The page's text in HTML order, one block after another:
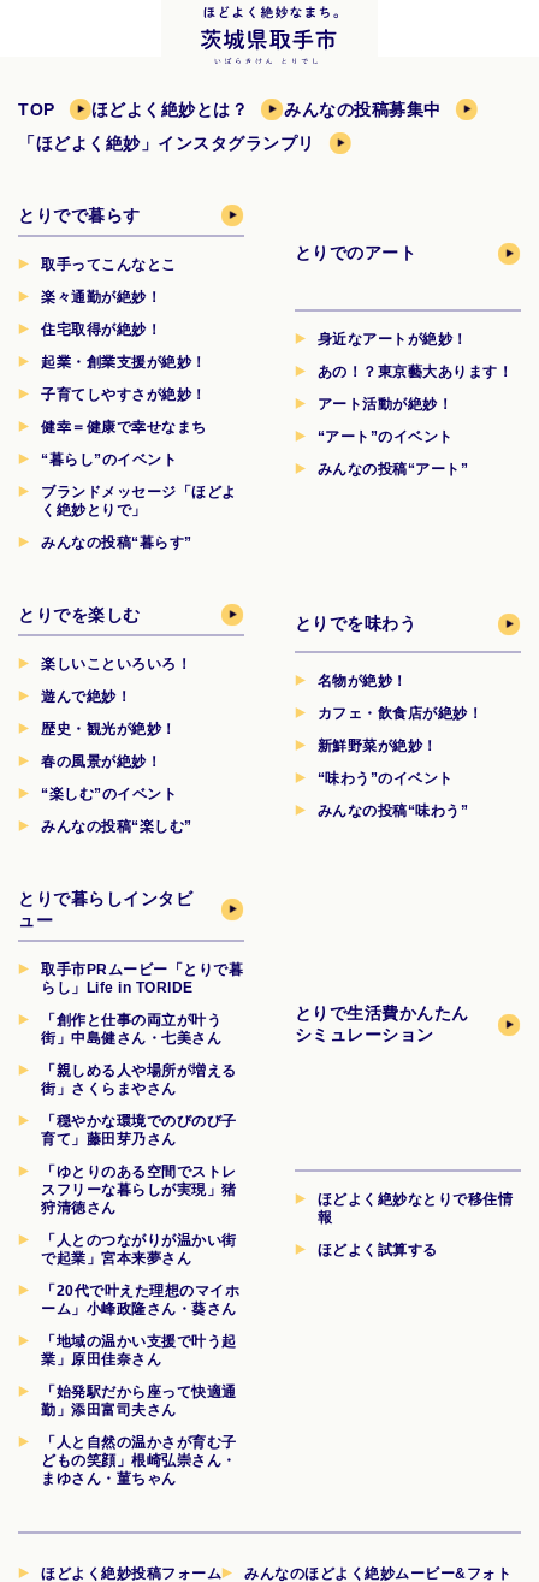
TOP ほどよく絶妙とは？
みんなの投稿募集中
「ほどよく絶妙」インスタグランプリ
とりでで暮らす
取手ってこんなとこ
楽々通勤が絶妙！
住宅取得が絶妙！
起業・創業支援が絶妙！
子育てしやすさが絶妙！
健幸＝健康で幸せなまち
“暮らし”のイベント
ブランドメッセージ「ほどよ
く絶妙とりで」
みんなの投稿“暮らす”
とりでのアート
身近なアートが絶妙！
あの！？東京藝大あります！
アート活動が絶妙！
“アート”のイベント
みんなの投稿“アート”
とりでを楽しむ
楽しいこといろいろ！
遊んで絶妙！
歴史・観光が絶妙！
春の風景が絶妙！
“楽しむ”のイベント
みんなの投稿“楽しむ”
とりでを味わう
名物が絶妙！
カフェ・飲食店が絶妙！
新鮮野菜が絶妙！
“味わう”のイベント
みんなの投稿“味わう”
とりで暮らしインタビ
ュー
取手市PRムービー「とりで暮
らし」Life in TORIDE
「創作と仕事の両立が叶う
街」中島健さん・七美さん
「親しめる人や場所が増える
街」さくらまやさん
「穏やかな環境でのびのび子
育て」藤田芽乃さん
「ゆとりのある空間でストレ
スフリーな暮らしが実現」猪
狩清徳さん
「人とのつながりが温かい街
で起業」宮本来夢さん
「20代で叶えた理想のマイホ
ーム」小峰政隆さん・葵さん
「地域の温かい支援で叶う起
業」原田佳奈さん
「始発駅だから座って快適通
勤」添田富司夫さん
「人と自然の温かさが育む子
どもの笑顔」根崎弘崇さん・
まゆさん・菫ちゃん
とりで生活費かんたん
シミュレーション
ほどよく絶妙なとりで移住情
報
ほどよく試算する
ほどよく絶妙投稿フォーム みんなのほどよく絶妙ムービー&フォト